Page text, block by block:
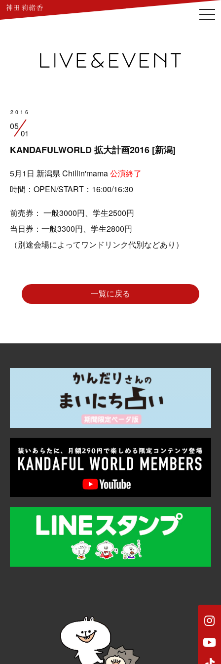
2016
05
01
KANDAFULWORLD 拡大計画2016 [新潟]
5月1日 新潟県 Chillin'mama公演終了
時間：OPEN/START：16:00/16:30
前売券： 一般3000円、学生2500円
当日券：一般3300円、学生2800円
（別途会場によってワンドリンク代別などあり）
一覧に戻る